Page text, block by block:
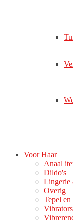
Voor Haar
Anaal
Dildo's
Lingerie
Overig
Tepel en
Vibrators